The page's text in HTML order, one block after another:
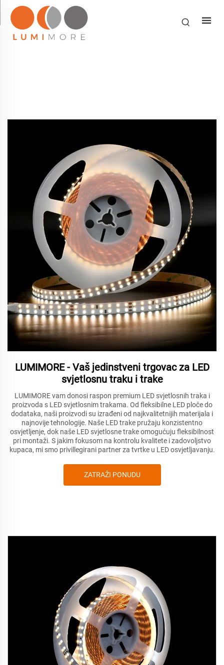
LUMIMORE - Vaš jedinstveni trgovac za LED
svjetlosnu traku i trake
LUMIMORE vam donosi raspon premium LED svjetlosnih traka i
proizvoda s LED svjetlosnim trakama. Od fleksibilne LED ploče do
dodataka, naši proizvodi su izrađeni od najkvalitetnijih materijala i
najnovije tehnologije. Naše LED trake pružaju konzistentno
osvjetljenje, dok naše LED svjetlosne trake omogućuju fleksibilnost
pri montaži. S jakim fokusom na kontrolu kvalitete i zadovoljstvo
kupaca, mi smo privillegirani partner za tvrtke u LED osvjetljavanju.
ZATRAŽI PONUDU